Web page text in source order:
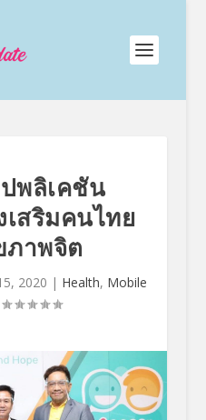
พลิเคชัน
เสริมคนไทย
ภาพจิต
2020 | Health, Mobile